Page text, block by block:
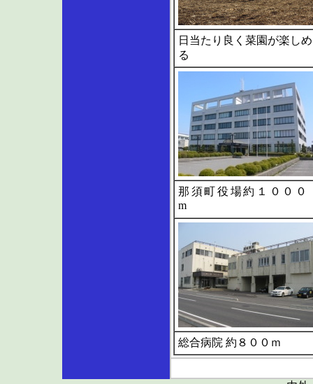
日当たり良く菜園が楽しめ
る
那須町役場約１０００
m
総合病院 約８００ｍ